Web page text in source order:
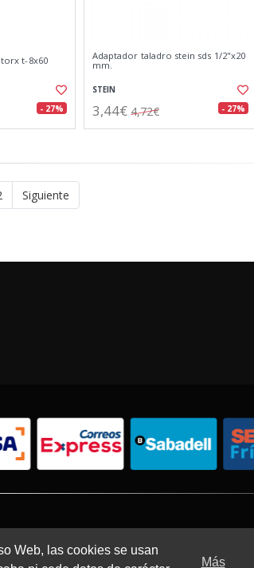
Web, las cookies se usan
Más
t-8x60
- 27%
Adaptador taladro stein sds 1/2"x20
mm.
STEIN
3,44€ 4,72€ - 27%
Siguiente